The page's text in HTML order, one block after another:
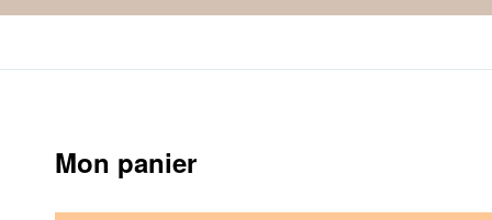
Mon panier